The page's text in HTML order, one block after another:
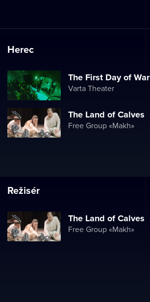
Herec
The First Day of War
Varta Theater
The Land of Calves
Free Group «Makh»
Režisér
The Land of Calves
Free Group «Makh»